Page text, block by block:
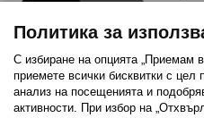
Последвайте ни:
FacebookTwitterYoutubePinterest
Политика за
С избиране на опцията „Приемам
приемете всички бисквитки с цел
анализ на посещенията и
активности. При избор на